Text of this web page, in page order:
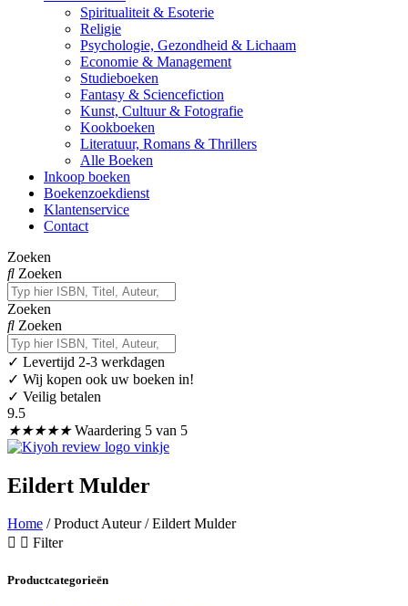
Spiritualiteit & Esoterie
Religie
Psychologie, Gezondheid & Lichaam
Economie & Management
Studieboeken
Fantasy & Sciencefiction
Kunst, Cultuur & Fotografie
Kookboeken
Literatuur, Romans & Thrillers
Alle Boeken
Inkoop boeken
Boekenzoekdienst
Klantenservice
Contact
Zoeken
Zoeken
Zoeken
Zoeken
✓ Levertijd 2-3 werkdagen
✓ Wij kopen ook uw boeken in!
✓ Veilig betalen
9.5
★★★★★ Waardering 5 van 5
Eildert Mulder
Home / Product Auteur / Eildert Mulder
Filter
Productcategorieën